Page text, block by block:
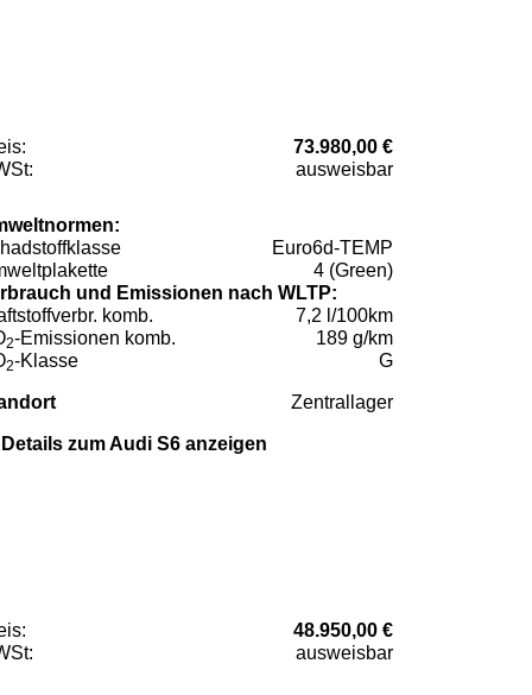
73.980,00 €
ausweisbar
Euro6d-TEMP
4 (Green)
und Emissionen nach WLTP:
komb.
7,2 l/100km
2-Emissionen komb.
189 g/km
2-Klasse G
Zentrallager
zum Audi S6 anzeigen
48.950,00 €
ausweisbar